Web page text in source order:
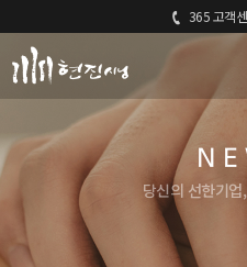
365 고객
당신의 선한기